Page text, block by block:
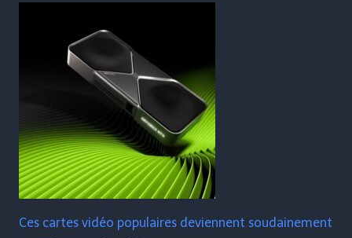
Ces cartes vidéo populaires deviennent soudainement